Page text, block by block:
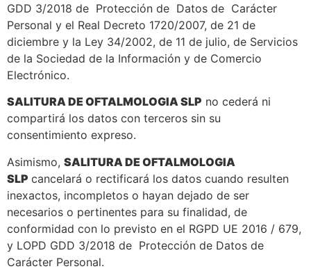
GDD 3/2018 de Protección de Datos de Carácter
Personal y el Real Decreto 1720/2007, de 21 de
diciembre y la Ley 34/2002, de 11 de julio, de Servicios
de la Sociedad de la Información y de Comercio
Electrónico.
SALITURA DE OFTALMOLOGIA SLP no cederá ni
compartirá los datos con terceros sin su
consentimiento expreso.
Asimismo, SALITURA DE OFTALMOLOGIA
SLP cancelará o rectificará los datos cuando resulten
inexactos, incompletos o hayan dejado de ser
necesarios o pertinentes para su finalidad, de
conformidad con lo previsto en el RGPD UE 2016 / 679,
y LOPD GDD 3/2018 de Protección de Datos de
Carácter Personal.